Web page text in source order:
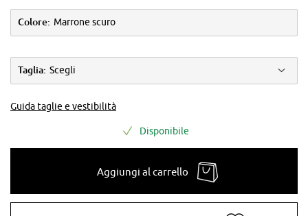
Colore: Marrone scuro
Taglia: Scegli
Guida taglie e vestibilità
Disponibile
Aggiungi al carrello